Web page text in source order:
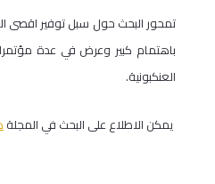
تمحور البحث حول سبل توفير اقصى
باهتمام كبير وعرض في عدة
العنكبونية.
يمكن الاطلاع على البحث في المجلة